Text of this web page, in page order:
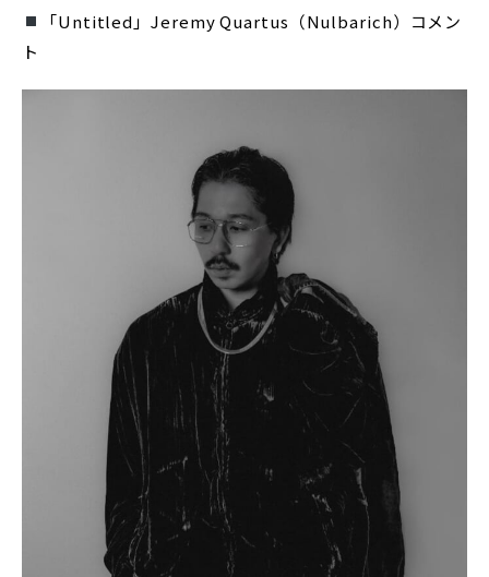
「Untitled」Jeremy Quartus（Nulbarich）コメン
ト